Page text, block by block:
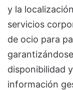
y la
servicios
de ocio para
disponibilidad
información